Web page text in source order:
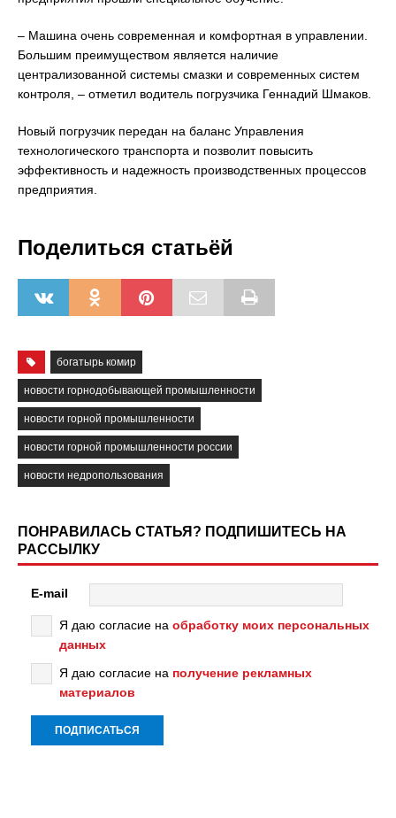
– Машина очень современная и комфортная в управлении.
Большим преимуществом является наличие
централизованной системы смазки и современных систем
контроля, – отметил водитель погрузчика Геннадий Шмаков.
Новый погрузчик передан на баланс Управления
технологического транспорта и позволит повысить
эффективность и надежность производственных процессов
предприятия.
Поделиться статьёй
богатырь комир
новости горнодобывающей промышленности
новости горной промышленности
новости горной промышленности россии
новости недропользования
ПОНРАВИЛАСЬ СТАТЬЯ? ПОДПИШИТЕСЬ НА
РАССЫЛКУ
E-mail
Я даю согласие на обработку моих персональных
данных
Я даю согласие на получение рекламных
материалов